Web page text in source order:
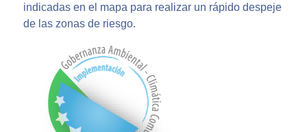
indicadas en el mapa para realizar un rápido despeje
de las zonas de riesgo.